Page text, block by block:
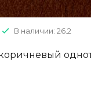
В наличии: 26.2